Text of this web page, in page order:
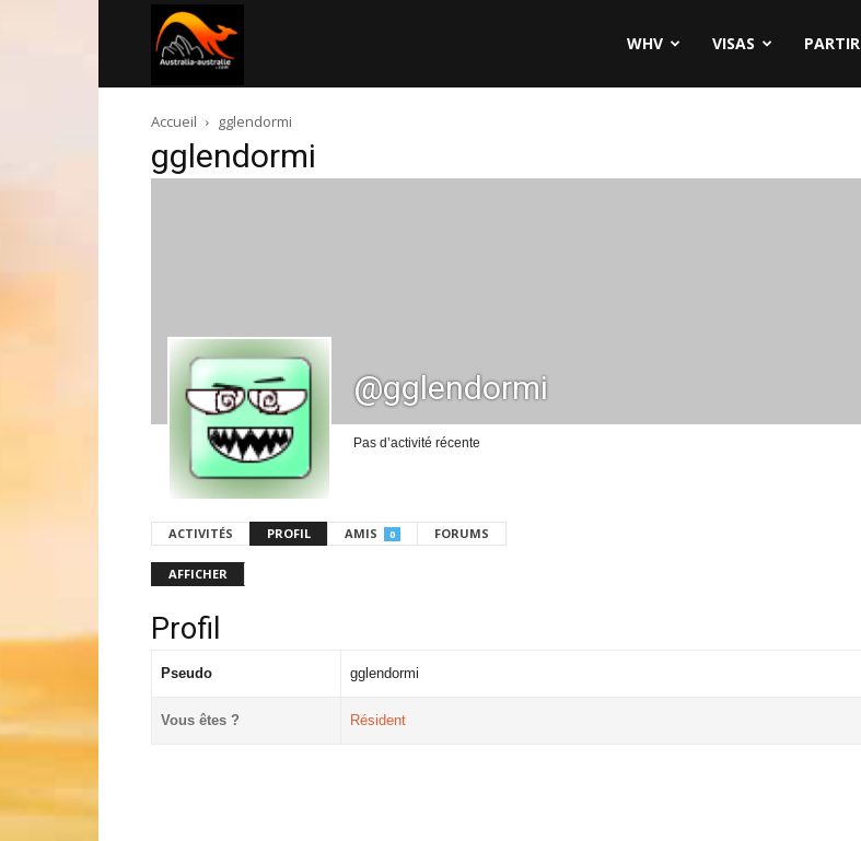
australie.com
WHV VISAS PARTIR
Accueil gglendormi
gglendormi
@gglendormi
Pas d’activité récente
ACTIVITÉS PROFIL AMIS 0 FORUMS
AFFICHER
Profil
Pseudo gglendormi
Vous êtes ? Résident